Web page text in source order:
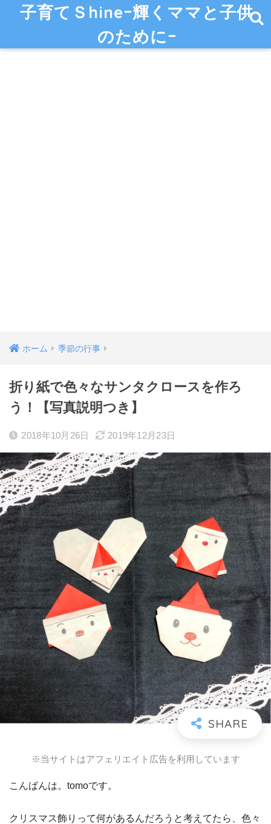
子育てＳhineｰ輝くママと子供
のためにｰ
ホーム 季節の行事
折り紙で色々なサンタクロースを作ろ
う！【写真説明つき】
2018年10月26日 2019年12月23日
※当サイトはアフェリエイト広告を利用しています
こんばんは。tomoです。
クリスマス飾りって何があるんだろうと考えてたら、色々